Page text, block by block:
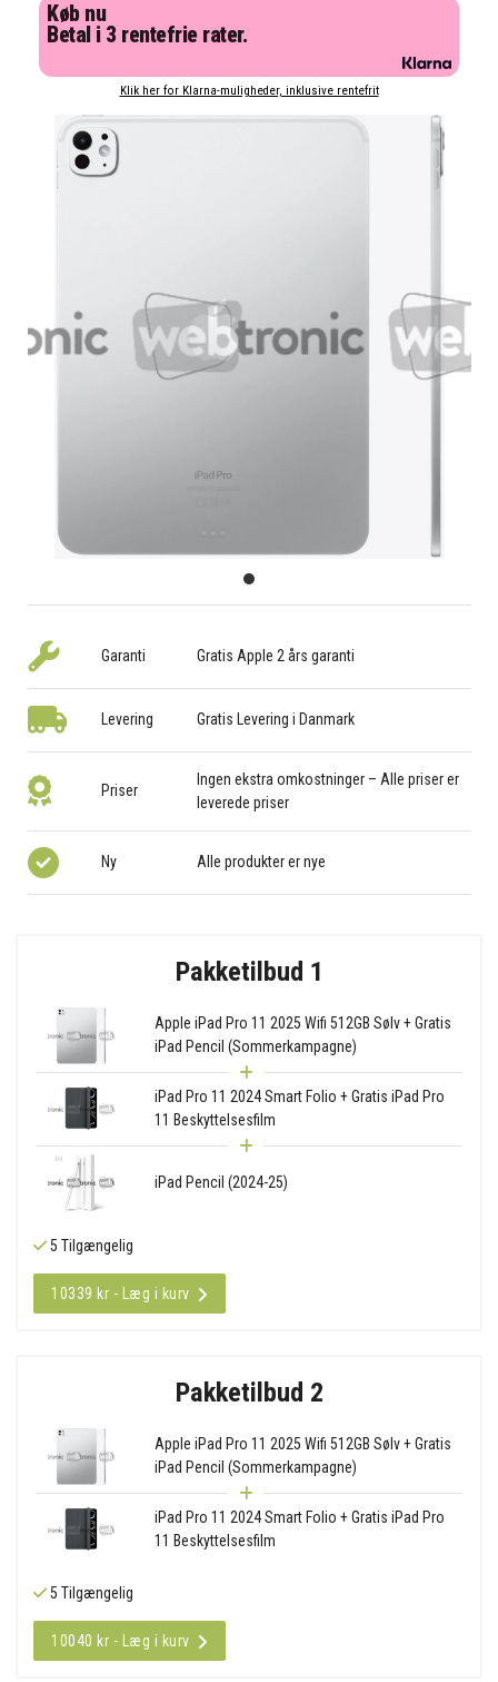
Køb nu
Betal i 3 rentefrie rater.
Klik her for Klarna-muligheder, inklusive rentefrit
Garanti Gratis Apple 2 års garanti
Levering Gratis Levering i Danmark
Priser
Ingen ekstra omkostninger – Alle priser er
leverede priser
Ny Alle produkter er nye
Pakketilbud 1
Apple iPad Pro 11 2025 Wifi 512GB Sølv + Gratis
iPad Pencil (Sommerkampagne)
iPad Pro 11 2024 Smart Folio + Gratis iPad Pro
11 Beskyttelsesfilm
iPad Pencil (2024-25)
5 Tilgængelig
10339 kr - Læg i kurv
Pakketilbud 2
Apple iPad Pro 11 2025 Wifi 512GB Sølv + Gratis
iPad Pencil (Sommerkampagne)
iPad Pro 11 2024 Smart Folio + Gratis iPad Pro
11 Beskyttelsesfilm
5 Tilgængelig
10040 kr - Læg i kurv